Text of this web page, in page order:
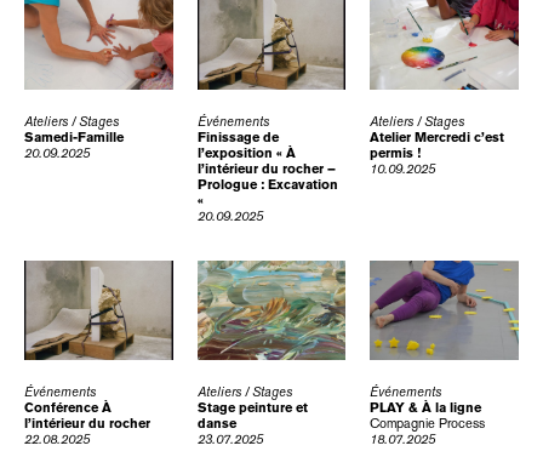
Ateliers / Stages
Samedi-Famille
20.09.2025
Événements
Finissage de
l’exposition « À
l’intérieur du rocher –
Prologue : Excavation
«
20.09.2025
Ateliers / Stages
Atelier Mercredi c’est
permis !
10.09.2025
Événements
Conférence À
l’intérieur du rocher
22.08.2025
Ateliers / Stages
Stage peinture et
danse
23.07.2025
Événements
PLAY & À la ligne
Compagnie Process
18.07.2025